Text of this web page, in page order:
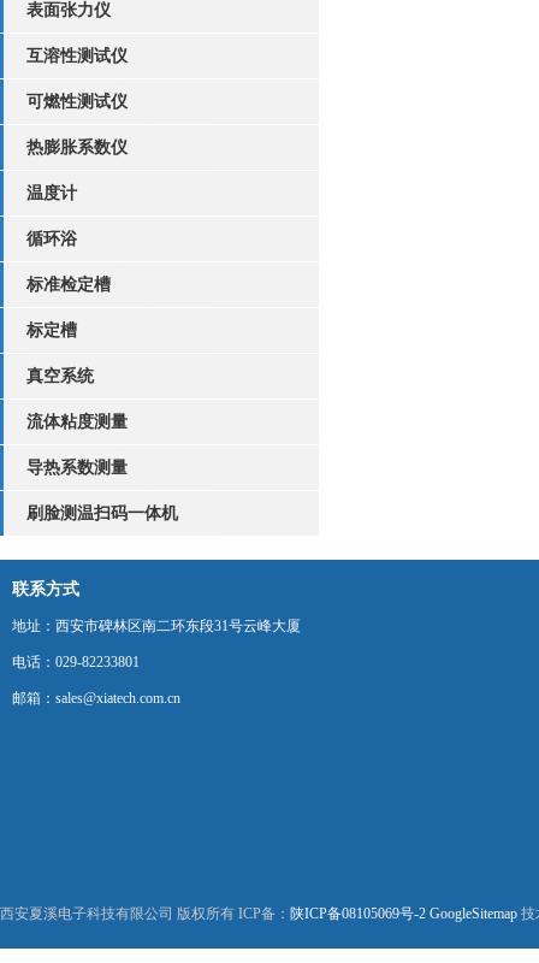
表面张力仪
互溶性测试仪
可燃性测试仪
热膨胀系数仪
温度计
循环浴
标准检定槽
标定槽
真空系统
流体粘度测量
导热系数测量
刷脸测温扫码一体机
联系方式
地址：西安市碑林区南二环东段31号云峰大厦
电话：029-82233801
邮箱：sales@xiatech.com.cn
西安夏溪电子科技有限公司 版权所有 ICP备： 陕ICP备08105069号-2 GoogleSitemap 技